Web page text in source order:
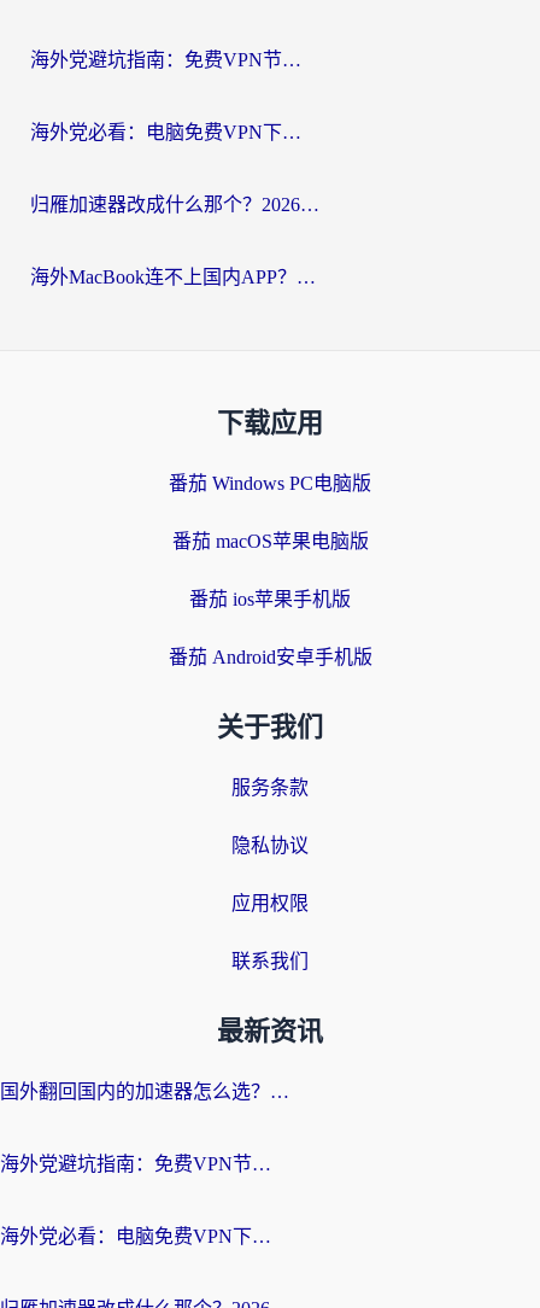
海外党避坑指南：免费VPN节点真的靠谱吗？教你选对回国加速器无缝访问国内资源
海外党必看：电脑免费VPN下载指南+回国加速器选择全攻略，告别地区限制
归雁加速器改成什么那个？2026海外党回国加速全攻略：告别地区限制，轻松刷剧玩游戏
海外MacBook连不上国内APP？选对回国VPN，告别地区限制的烦恼
下载应用
番茄 Windows PC电脑版
番茄 macOS苹果电脑版
番茄 ios苹果手机版
番茄 Android安卓手机版
关于我们
服务条款
隐私协议
应用权限
联系我们
最新资讯
国外翻回国内的加速器怎么选？海外党亲测实用指南，告别地域限制
海外党避坑指南：免费VPN节点真的靠谱吗？教你选对回国加速器无缝访问国内资源
海外党必看：电脑免费VPN下载指南+回国加速器选择全攻略，告别地区限制